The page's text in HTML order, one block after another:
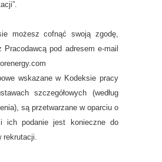
możesz cofnąć swoją zgodę,
pod adresem e-mail
wskazane w Kodeksie pracy
szczegółowych (według
są przetwarzane w oparciu o
ich podanie jest konieczne do
rekrutacji.